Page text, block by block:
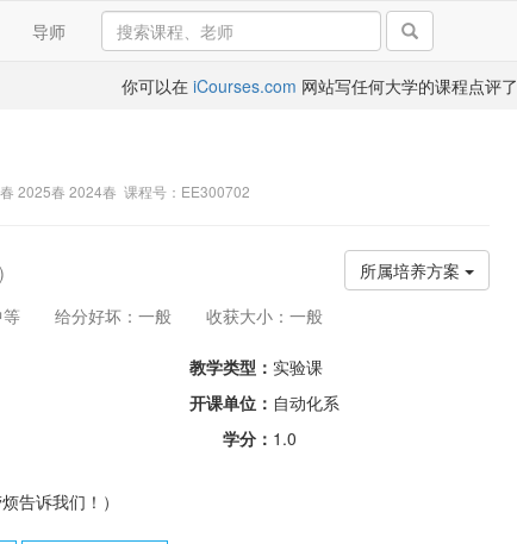
导师
你可以在 iCourses.com 网站写任何大学的课程点评了
2025春 2024春 课程号：EE300702
所属培养方案
给分好坏：一般 收获大小：一般
教学类型： 实验课
开课单位： 自动化系
学分： 1.0
告诉我们！）